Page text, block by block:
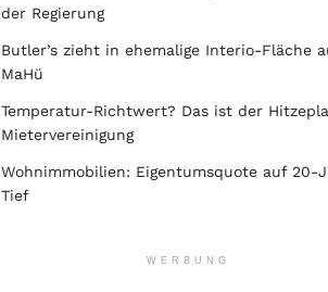
der Regierung
Butler’s zieht in ehemalige Interio-Fläche
MaHü
Temperatur-Richtwert? Das ist der
Mietervereinigung
Wohnimmobilien: Eigentumsquote auf 20-
Tief
WERBUNG